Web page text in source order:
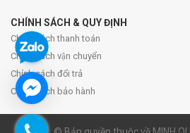
CHÍNH SÁCH & QUY ĐỊNH
Chính sách thanh toán
Chính sách vận chuyển
Chính sách đổi trả
Chính sách bảo hành